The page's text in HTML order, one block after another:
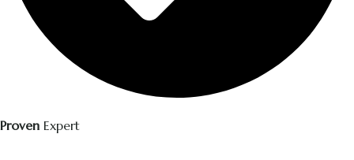
Proven Expert